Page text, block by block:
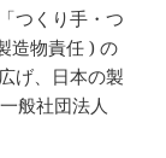
つくり手・つ
造物責任 ) の
げ、日本の製
般社団法人